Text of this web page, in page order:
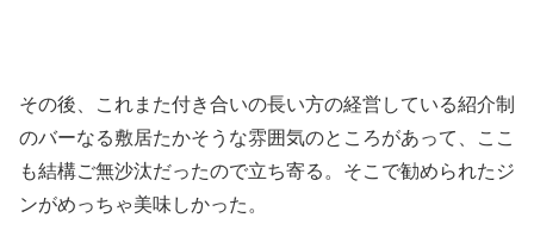
その後、これまた付き合いの長い方の経営している紹介制
のバーなる敷居たかそうな雰囲気のところがあって、ここ
も結構ご無沙汰だったので立ち寄る。そこで勧められたジ
ンがめっちゃ美味しかった。